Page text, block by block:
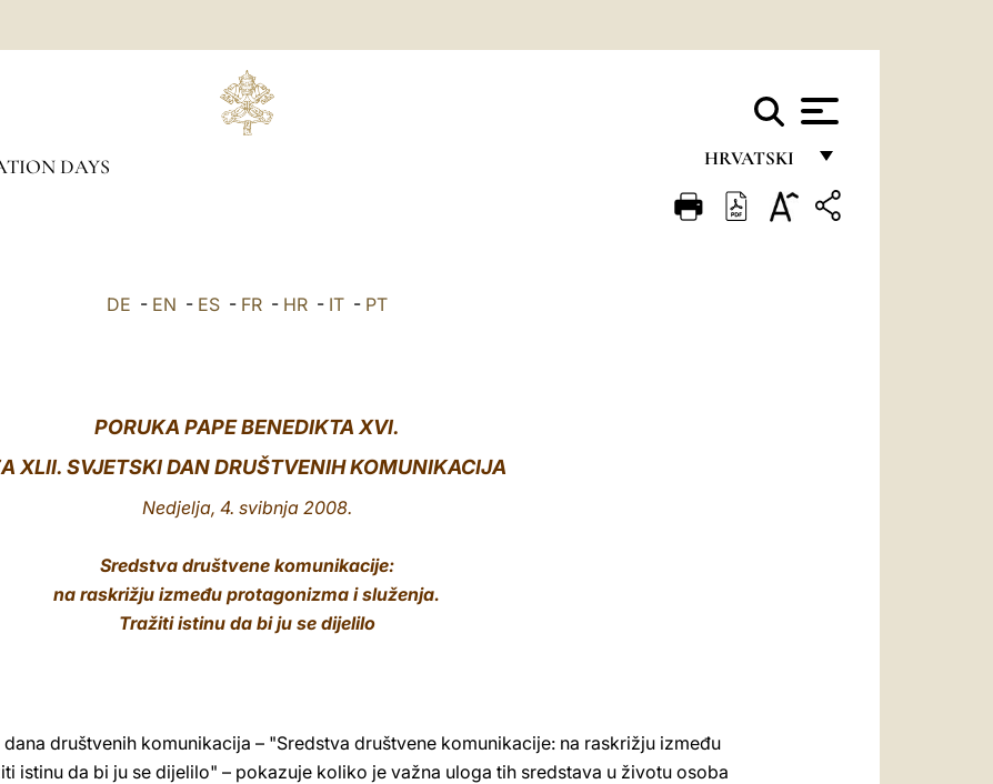
HRVATSKI
FRANÇAIS
DAYS
DE - EN - ES- FR- HR- IT- PT
PORUKA PAPE BENEDIKTA XVI.
XLII. SVJETSKI DAN DRUŠTVENIH KOMUNIKACIJA
Nedjelja, 4. svibnja 2008.
Sredstva društvene komunikacije:
na raskrižju između protagonizma i služenja.
Tražiti istinu da bi ju se dijelilo
društvenih komunikacija – "Sredstva društvene komunikacije: na raskrižju između
istinu da bi ju se dijelilo" – pokazuje koliko je važna uloga tih sredstava u životu osoba